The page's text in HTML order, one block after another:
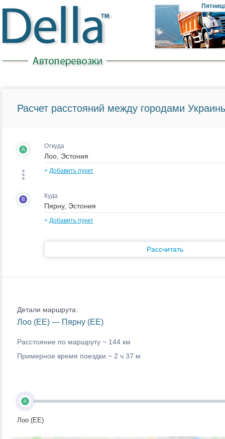
Расчет расстояний между городами
A Откуда
+ Добавить пункт
B Куда
+ Добавить пункт
Рассчитать
Детали маршрута:
Лоо (EE) — Пярну (EE)
Расстояние по маршруту ~ 144 км
Примерное время поездки ~ 2 ч 37 м
A
Лоо (EE)